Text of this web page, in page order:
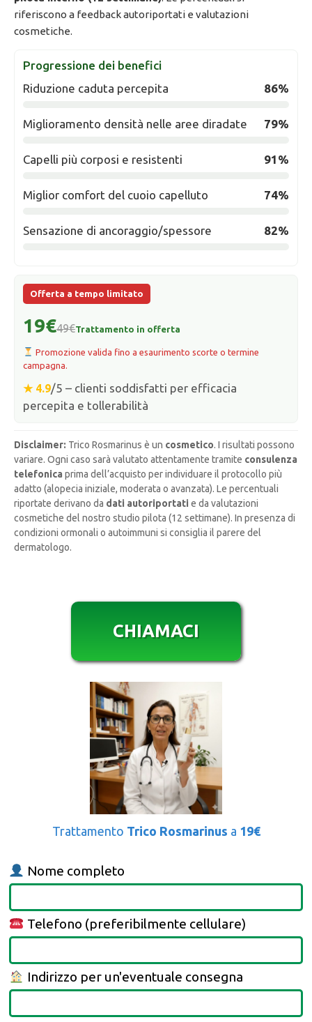
riferiscono a feedback autoriportati e valutazioni
cosmetiche.
Progressione dei benefici
Riduzione caduta percepita
86%
Miglioramento densità nelle aree diradate 79%
Capelli più corposi e resistenti 91%
Miglior comfort del cuoio capelluto 74%
Sensazione di ancoraggio/spessore 82%
Offerta a tempo limitato
19€49€Trattamento in offerta
Promozione valida fino a esaurimento scorte o termine
campagna.
★ 4.9/5 – clienti soddisfatti per efficacia
percepita e tollerabilità
Disclaimer: Trico Rosmarinus è un cosmetico. I risultati possono
variare. Ogni caso sarà valutato attentamente tramite consulenza
telefonica prima dell’acquisto per individuare il protocollo più
adatto (alopecia iniziale, moderata o avanzata). Le percentuali
riportate derivano da dati autoriportati e da valutazioni
cosmetiche del nostro studio pilota (12 settimane). In presenza di
condizioni ormonali o autoimmuni si consiglia il parere del
dermatologo.
CHIAMACI
Trattamento Trico Rosmarinus a 19€
Nome completo
Telefono (preferibilmente cellulare)
Indirizzo per un'eventuale consegna